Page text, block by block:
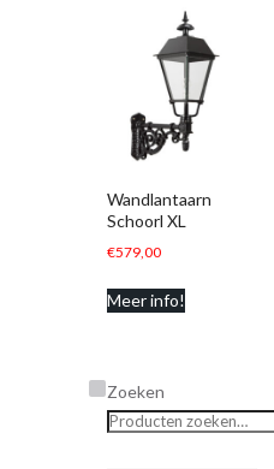
Wandlantaarn
Schoorl XL
€579,00
Meer info!
Zoeken